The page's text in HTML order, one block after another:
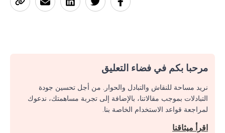
مرحبا بكم في فضاء التعليق
نريد مساحة للنقاش والتبادل والحوار. من أجل تحسين جودة
التبادلات بموجب مقالاتنا، بالإضافة إلى تجربة مساهمتك، ندعوك
لمراجعة قواعد الاستخدام الخاصة بنا.
اقرأ ميثاقنا